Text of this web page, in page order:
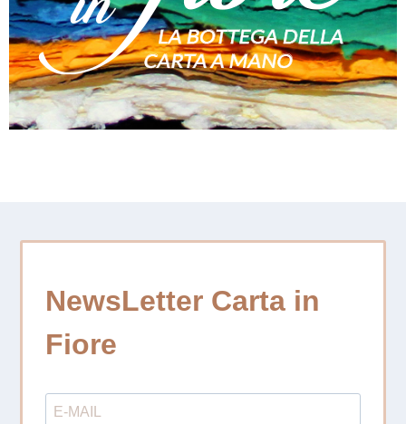
NewsLetter Carta in
Fiore